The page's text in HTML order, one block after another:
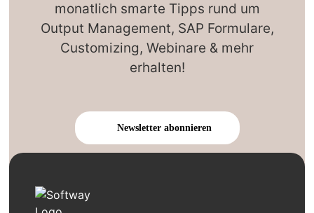
monatlich smarte Tipps rund um
Output Management, SAP Formulare,
Customizing, Webinare & mehr
erhalten!
Newsletter abonnieren